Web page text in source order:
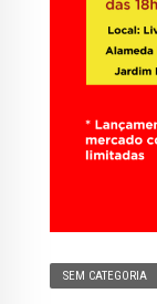
SEM CATEGORIA